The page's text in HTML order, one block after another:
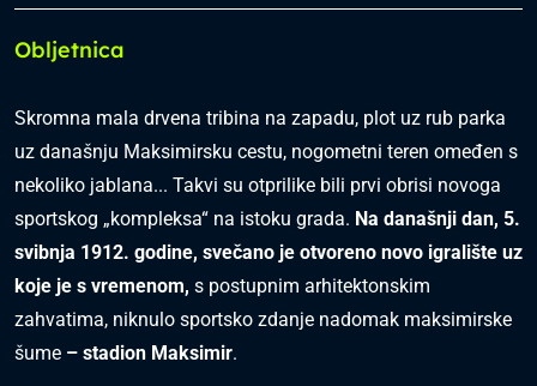
Obljetnica
Skromna mala drvena tribina na zapadu, plot uz rub parka
uz današnju Maksimirsku cestu, nogometni teren omeđen s
nekoliko jablana... Takvi su otprilike bili prvi obrisi novoga
sportskog „kompleksa“ na istoku grada. Na današnji dan, 5.
svibnja 1912. godine, svečano je otvoreno novo igralište uz
koje je s vremenom, s postupnim arhitektonskim
zahvatima, niknulo sportsko zdanje nadomak maksimirske
šume – stadion Maksimir.